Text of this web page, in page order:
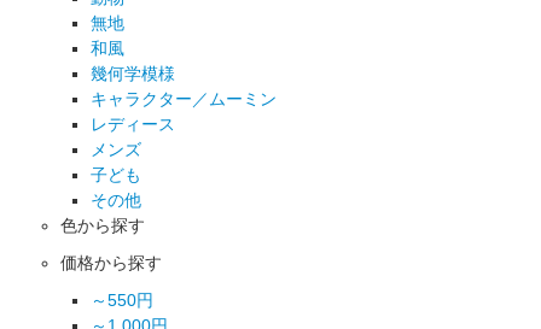
無地
和風
幾何学模様
キャラクター／ムーミン
レディース
メンズ
子ども
その他
色から探す
価格から探す
～550円
～1,000円